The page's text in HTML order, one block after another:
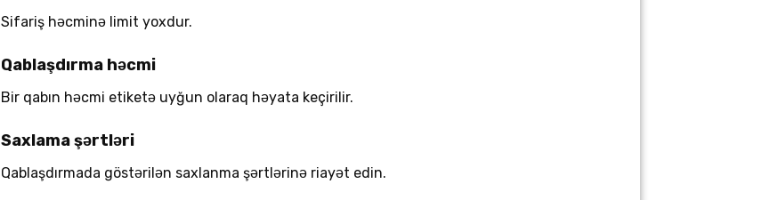
Sifariş həcminə limit yoxdur.
Qablaşdırma həcmi
Bir qabın həcmi etiketə uyğun olaraq həyata keçirilir.
Saxlama şərtləri
Qablaşdırmada göstərilən saxlanma şərtlərinə riayət edin.